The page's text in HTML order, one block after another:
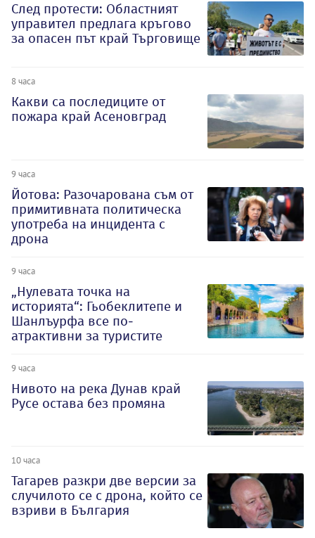
След протести: Областният
управител предлага кръгово
за опасен път край Търговище
8 часа
Какви са последиците от
пожара край Асеновград
9 часа
Йотова: Разочарована съм от
примитивната политическа
употреба на инцидента с
дрона
9 часа
„Нулевата точка на
историята“: Гьобеклитепе и
Шанлъурфа все по-
атрактивни за туристите
9 часа
Нивото на река Дунав край
Русе остава без промяна
10 часа
Тагарев разкри две версии за
случилото се с дрона, който се
взриви в България